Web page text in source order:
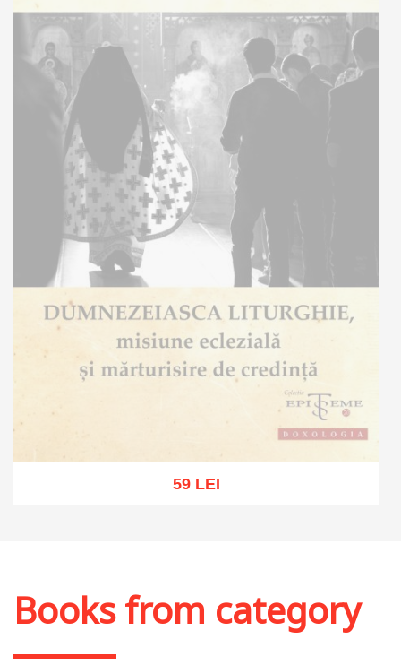
59 LEI
Books from category